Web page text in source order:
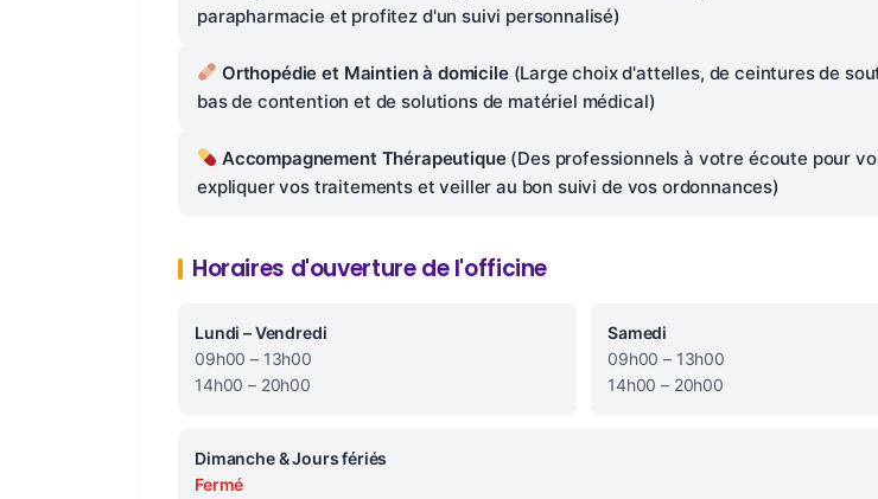
parapharmacie et profitez d'un suivi personnalisé)
Orthopédie et Maintien à domicile(Large choix d'attelles, de ceintures de
bas de contention et de solutions de matériel médical)
Accompagnement Thérapeutique(Des professionnels à votre écoute pour
expliquer vos traitements et veiller au bon suivi de vos ordonnances)
Horaires d'ouverture de l'officine
Lundi – Vendredi
09h00 – 13h00
14h00 – 20h00
Samedi
09h00 – 13h00
14h00 – 20h00
Dimanche & Jours fériés
Fermé